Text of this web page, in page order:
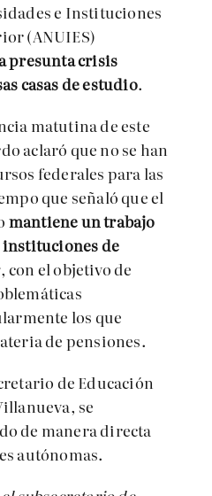
e Instituciones
(ANUIES)
presunta crisis
casas de estudio.
matutina de este
aclaró que no se han
federales para las
que señaló que el
mantiene un trabajo
instituciones de
, con el objetivo de
los que
de pensiones.
de Educación
se
de manera directa
autónomas.